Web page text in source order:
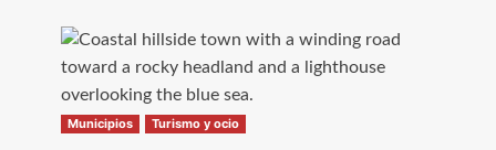
Municipios Turismo y ocio